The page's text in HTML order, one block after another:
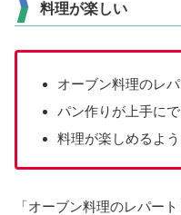
料理が楽しい
オーブン料理のレ
パン作りが上手にで
料理が楽しめるよう
「オーブン料理のレパー